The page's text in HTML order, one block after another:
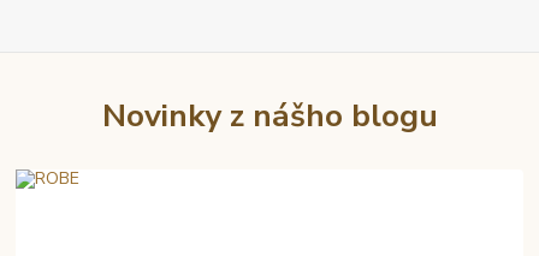
Novinky z nášho blogu